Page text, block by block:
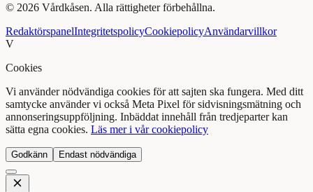
© 2026 Vårdkåsen. Alla rättigheter förbehållna.
RedaktörspanelIntegritetspolicyCookiepolicyAnvändarvillkor
V
Cookies
Vi använder nödvändiga cookies för att sajten ska fungera. Med ditt
samtycke använder vi också Meta Pixel för sidvisningsmätning och
annonseringsuppföljning. Inbäddat innehåll från tredjeparter kan
sätta egna cookies. Läs mer i vår cookiepolicy
Godkänn Endast nödvändiga